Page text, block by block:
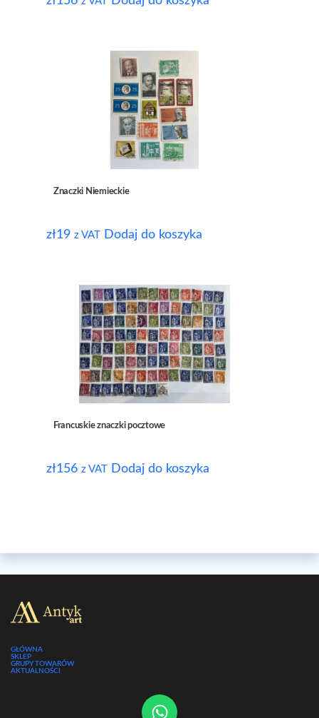
Znaczki Niemieckie
zł19 z VAT Dodaj do koszyka
Francuskie znaczki pocztowe
zł156 z VAT Dodaj do koszyka
GŁÓWNA
SKLEP
GRUPY TOWARÓW
AKTUALNOŚCI